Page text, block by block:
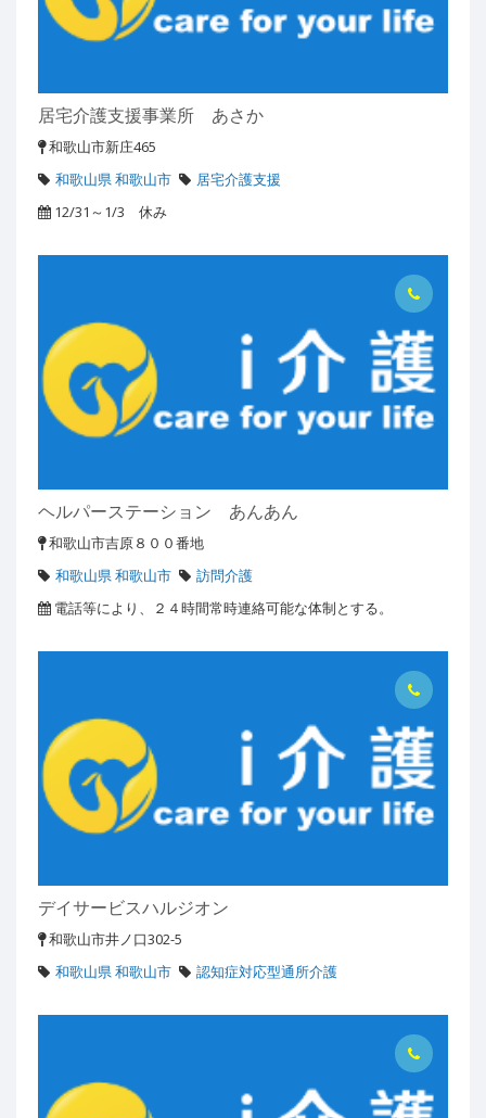
居宅介護支援事業所 あさか
和歌山市新庄465
和歌山県 和歌山市
居宅介護支援
12/31～1/3 休み
ヘルパーステーション あんあん
和歌山市吉原８００番地
和歌山県 和歌山市
訪問介護
電話等により、２４時間常時連絡可能な体制とする。
デイサービスハルジオン
和歌山市井ノ口302-5
和歌山県 和歌山市
認知症対応型通所介護